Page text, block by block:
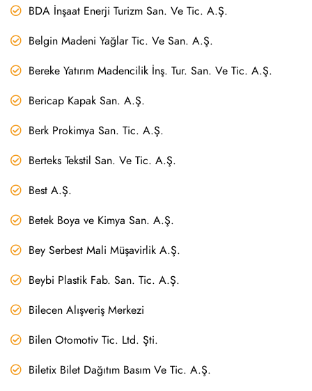
BDA İnşaat Enerji Turizm San. Ve Tic. A.Ş.
Belgin Madeni Yağlar Tic. Ve San. A.Ş.
Bereke Yatırım Madencilik İnş. Tur. San. Ve Tic. A.Ş.
Bericap Kapak San. A.Ş.
Berk Prokimya San. Tic. A.Ş.
Berteks Tekstil San. Ve Tic. A.Ş.
Best A.Ş.
Betek Boya ve Kimya San. A.Ş.
Bey Serbest Mali Müşavirlik A.Ş.
Beybi Plastik Fab. San. Tic. A.Ş.
Bilecen Alışveriş Merkezi
Bilen Otomotiv Tic. Ltd. Şti.
Biletix Bilet Dağıtım Basım Ve Tic. A.Ş.